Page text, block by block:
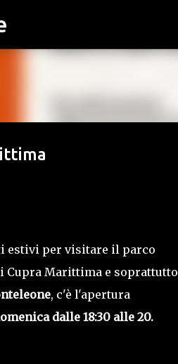
principali
estivi per visitare il parco
Cupra Marittima e soprattutto
, c'è l'apertura
dalle 18:30 alle 20.